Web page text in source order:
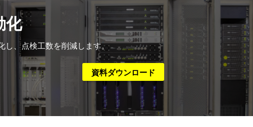
化
し、点検工数を削減します。
資料ダウンロード